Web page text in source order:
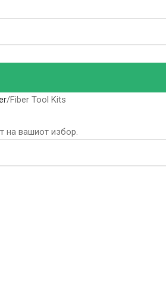
Fiber Tool Kits
на вашиот избор.